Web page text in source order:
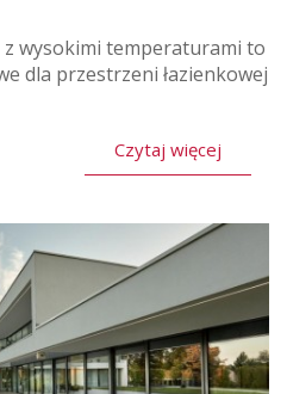
z wysokimi temperaturami to
dla przestrzeni łazienkowej
Czytaj więcej